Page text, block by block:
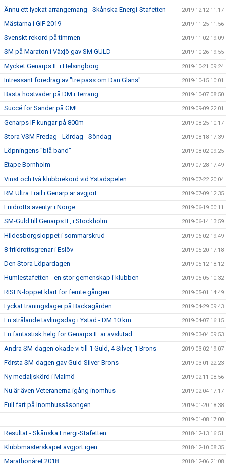
Ännu ett lyckat arrangemang - Skånska Energi-Stafetten 2019-12-12 11:17
Mästarna i GIF 2019 2019-11-25 11:56
Svenskt rekord på timmen 2019-11-02 19:09
SM på Maraton i Växjö gav SM GULD 2019-10-26 19:55
Mycket Genarps IF i Helsingborg 2019-10-21 09:24
Intressant föredrag av "tre pass om Dan Glans" 2019-10-15 10:01
Bästa höstväder på DM i Terräng 2019-10-07 08:50
Succé för Sander på GM! 2019-09-09 22:01
Genarps IF kungar på 800m 2019-08-25 10:17
Stora VSM Fredag - Lördag - Söndag 2019-08-18 17:39
Löpningens "blå band" 2019-08-02 09:25
Etape Bornholm 2019-07-28 17:49
Vinst och två klubbrekord vid Ystadspelen 2019-07-22 20:04
RM Ultra Trail i Genarp är avgjort 2019-07-09 12:35
Friidrotts äventyr i Norge 2019-06-19 00:11
SM-Guld till Genarps IF, i Stockholm 2019-06-14 13:59
Hildesborgsloppet i sommarskrud 2019-06-02 19:49
8 friidrottsgrenar i Eslöv 2019-05-20 17:18
Den Stora Löpardagen 2019-05-12 18:12
Humlestafetten - en stor gemenskap i klubben 2019-05-05 10:32
RISEN-loppet klart för femte gången 2019-05-01 14:49
Lyckat träningsläger på Backagården 2019-04-29 09:43
En strålande tävlingsdag i Ystad - DM 10 km 2019-04-07 16:15
En fantastisk helg för Genarps IF är avslutad 2019-03-04 09:53
Andra SM-dagen ökade vi till 1 Guld, 4 Silver, 1 Brons 2019-03-02 19:07
Första SM-dagen gav Guld-Silver-Brons 2019-03-01 22:23
Ny medaljskörd i Malmö 2019-02-11 08:56
Nu är även Veteranerna igång inomhus 2019-02-04 17:17
Full fart på Inomhussäsongen 2019-01-20 18:38
2019-01-08 17:00
Resultat - Skånska Energi-Stafetten 2018-12-13 16:51
Klubbmästerskapet avgjort igen 2018-12-10 08:35
Marathonåret 2018